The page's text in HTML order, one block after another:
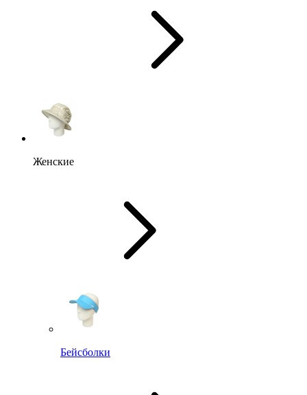
Женские
Бейсболки